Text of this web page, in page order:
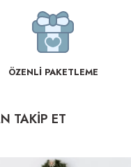
ÖZENLİ PAKETLEME
TAKİP ET